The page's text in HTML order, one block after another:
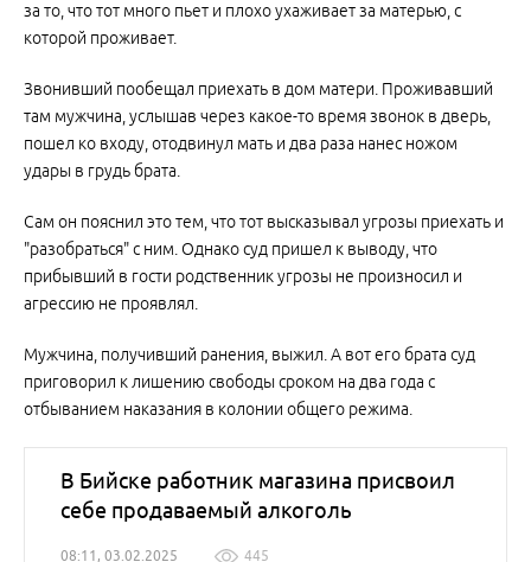
за то, что тот много пьет и плохо ухаживает за матерью, с
которой проживает.
Звонивший пообещал приехать в дом матери. Проживавший
там мужчина, услышав через какое-то время звонок в дверь,
пошел ко входу, отодвинул мать и два раза нанес ножом
удары в грудь брата.
Сам он пояснил это тем, что тот высказывал угрозы приехать и
"разобраться" с ним. Однако суд пришел к выводу, что
прибывший в гости родственник угрозы не произносил и
агрессию не проявлял.
Мужчина, получивший ранения, выжил. А вот его брата суд
приговорил к лишению свободы сроком на два года с
отбыванием наказания в колонии общего режима.
В Бийске работник магазина присвоил
себе продаваемый алкоголь
08:11, 03.02.2025 445